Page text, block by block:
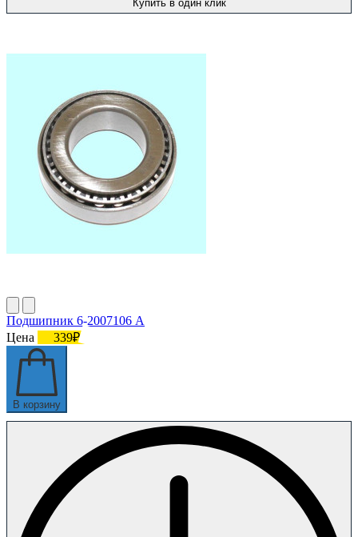
Купить в один клик
Подшипник 6-2007106 А
Цена
339₽
В корзину